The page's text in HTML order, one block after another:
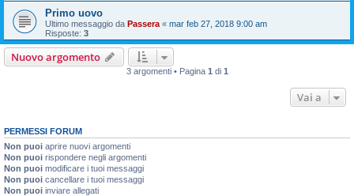
Primo uovo
Ultimo messaggio da Passera « mar feb 27, 2018 9:00 am
Risposte: 3
Nuovo argomento
3 argomenti • Pagina 1 di 1
Vai a
PERMESSI FORUM
Non puoi aprire nuovi argomenti
Non puoi rispondere negli argomenti
Non puoi modificare i tuoi messaggi
Non puoi cancellare i tuoi messaggi
Non puoi inviare allegati